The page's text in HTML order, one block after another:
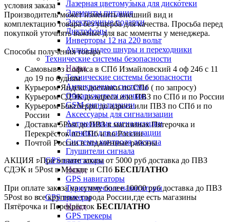
Лазерная цветомузыка для дискотеки
Элементы питания
Электронные подарки
Диктофоны
Инверторы 12 на 220 вольт
Аудио-видео шнуры и переходники
Технические системы безопасности
Назад
Технические системы безопасности
Антикражные системы
Обнаружители жучков
GSM сигнализации
Аксессуары для сигнализации
Автономные сигнализации
Датчики для сигнализации
Системы контроля доступа
Глушители сигнала
GPS навигаторы
Назад
GPS навигаторы
Туристические навигаторы
GPS трекеры
Назад
GPS трекеры
условия заказа
Производитель может изменить внешний вид и
комплектацию товара без ущерба для качества. Просьба перед
покупкой уточнять важные для вас моменты у менеджера.
Способы получения товара
Самовывоз с офиса в СПб Измайловский 4 оф 246 с 11
до 19 по будням
Курьером Яндекс доставки по СПб ( по запросу)
Курьером СДЭК до адреса или ПВЗ по СПб и по России
Курьером Боксберри до адреса или ПВЗ по СПб и по
России
Доставка 5Post до ПВЗ в магазинах Пятерочка и
Перекрёсток по СПб и по России
Почтой России в отдалённые районы
АКЦИЯ : При оплате заказа от 5000 руб доставка до ПВЗ
СДЭК и 5Post в Москве и СПб БЕСПЛАТНО
При оплате заказа на сумму более 10000 руб доставка до ПВЗ
5Post во все крупные города России,где есть магазины
Пятёрочка и Перекрёсток БЕСПЛАТНО